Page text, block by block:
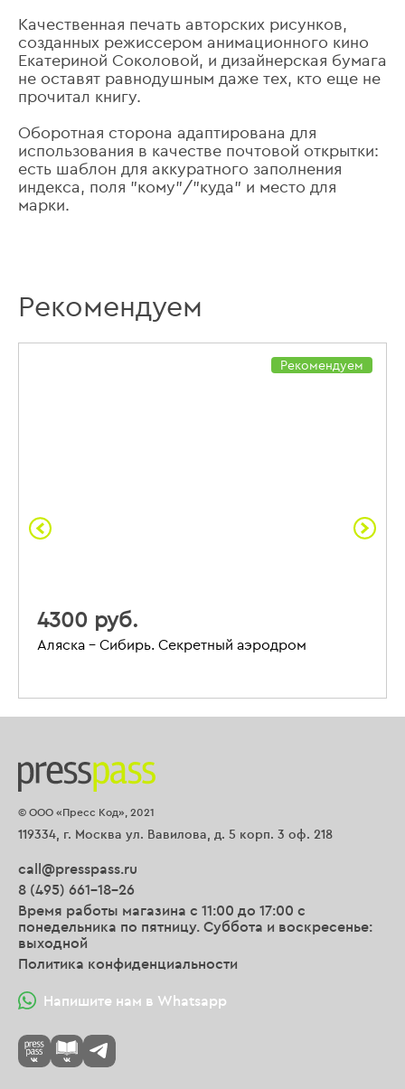
Качественная печать авторских рисунков,
созданных режиссером анимационного кино
Екатериной Соколовой, и дизайнерская бумага
не оставят равнодушным даже тех, кто еще не
прочитал книгу.
Оборотная сторона адаптирована для
использования в качестве почтовой открытки:
есть шаблон для аккуратного заполнения
индекса, поля "кому"/"куда" и место для
марки.
Рекомендуем
Рекомендуем
4300 руб.
Аляска – Сибирь. Секретный аэродром
© ООО «Пресс Код», 2021
119334, г. Москва ул. Вавилова, д. 5 корп. 3 оф. 218
call@presspass.ru
8 (495) 661-18-26
Время работы магазина с 11:00 до 17:00 с
понедельника по пятницу. Суббота и воскресенье:
выходной
Политика конфиденциальности
Напишите нам в Whatsapp